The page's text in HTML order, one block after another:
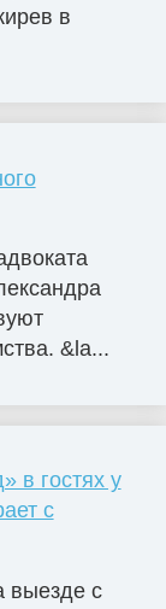
в
&la...
в гостях у
с
выезде с